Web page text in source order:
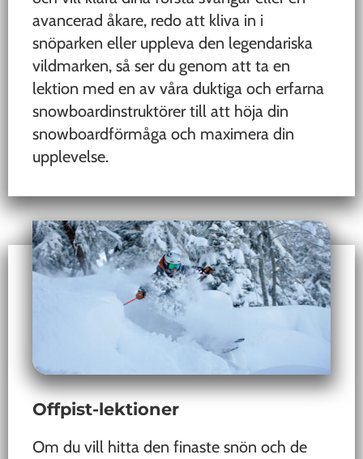
avancerad åkare, redo att kliva in i
snöparken eller uppleva den legendariska
vildmarken, så ser du genom att ta en
lektion med en av våra duktiga och erfarna
snowboardinstruktörer till att höja din
snowboardförmåga och maximera din
upplevelse.
Offpist-lektioner
Om du vill hitta den finaste snön och de